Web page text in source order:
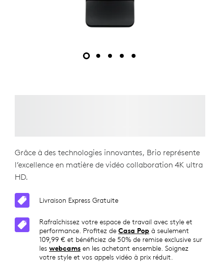
Grâce à des technologies innovantes, Brio représente
l’excellence en matière de vidéo collaboration 4K ultra
HD.
Livraison Express Gratuite
Rafraîchissez votre espace de travail avec style et
performance. Profitez de Casa Pop à seulement
109,99 € et bénéficiez de 50% de remise exclusive sur
les webcams en les achetant ensemble. Soignez
votre style et vos appels vidéo à prix réduit.